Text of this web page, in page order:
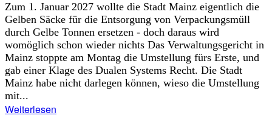
Zum 1. Januar 2027 wollte die Stadt Mainz eigentlich die
Gelben Säcke für die Entsorgung von Verpackungsmüll
durch Gelbe Tonnen ersetzen - doch daraus wird
womöglich schon wieder nichts Das Verwaltungsgericht in
Mainz stoppte am Montag die Umstellung fürs Erste, und
gab einer Klage des Dualen Systems Recht. Die Stadt
Mainz habe nicht darlegen können, wieso die Umstellung
mit...
Weiterlesen